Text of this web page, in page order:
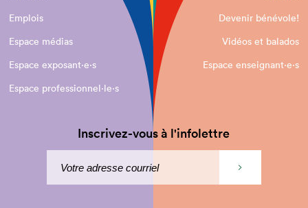
Emplois
Devenir bénévole!
Espace médias
Vidéos et balados
Espace exposant·e⋅s
Espace enseignant·e⋅s
Espace professionnel·le⋅s
Inscrivez-vous à l'infolettre